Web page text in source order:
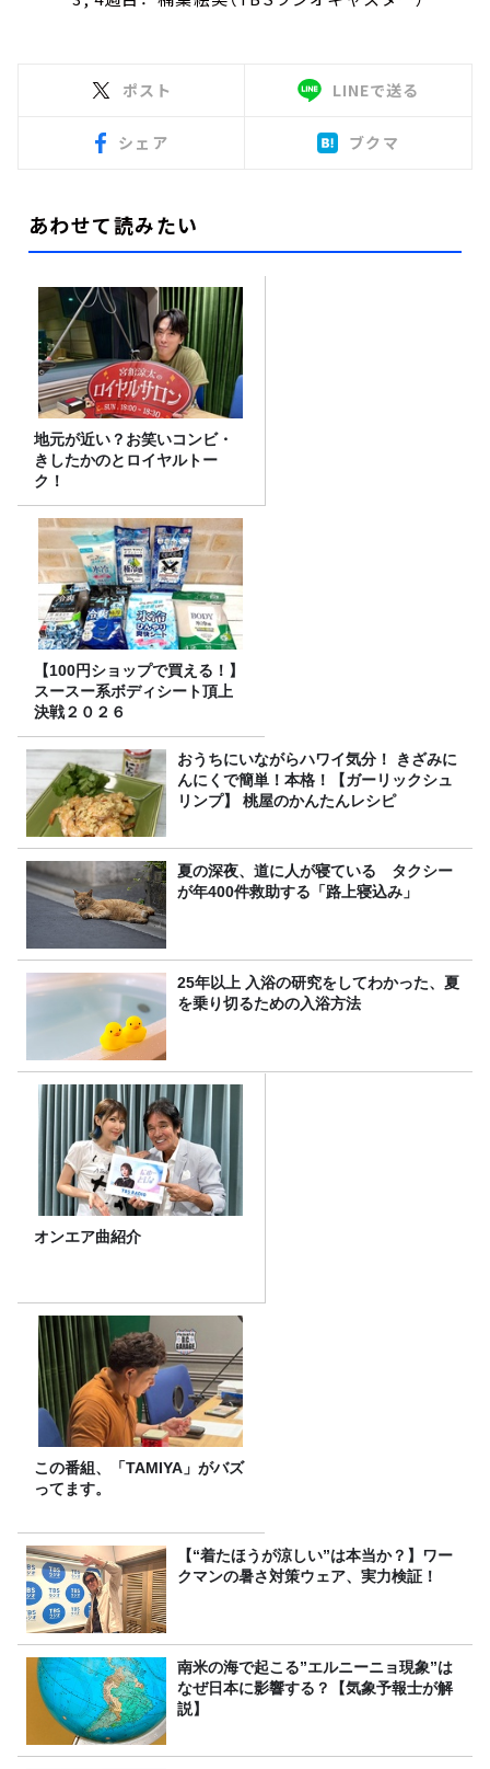
ポスト LINEで送る
シェア ブクマ
あわせて読みたい
地元が近い？お笑いコンビ・
きしたかのとロイヤルトー
ク！
【100円ショップで買える！】
スースー系ボディシート頂上
決戦２０２６
おうちにいながらハワイ気分！ きざみに
んにくで簡単！本格！【ガーリックシュ
リンプ】 桃屋のかんたんレシピ
夏の深夜、道に人が寝ている タクシー
が年400件救助する「路上寝込み」
25年以上 入浴の研究をしてわかった、夏
を乗り切るための入浴方法
オンエア曲紹介
この番組、「TAMIYA」がバズ
ってます。
【“着たほうが涼しい”は本当か？】ワー
クマンの暑さ対策ウェア、実力検証！
南米の海で起こる”エルニーニョ現象”は
なぜ日本に影響する？【気象予報士が解
説】